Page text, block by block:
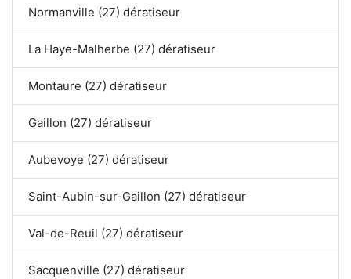
Normanville (27) dératiseur
La Haye-Malherbe (27) dératiseur
Montaure (27) dératiseur
Gaillon (27) dératiseur
Aubevoye (27) dératiseur
Saint-Aubin-sur-Gaillon (27) dératiseur
Val-de-Reuil (27) dératiseur
Sacquenville (27) dératiseur